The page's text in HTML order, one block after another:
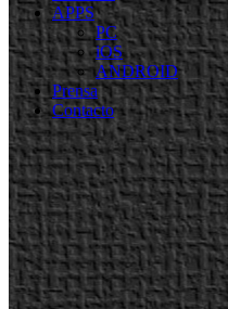
APPS
PC
iOS
ANDROID
Prensa
Contacto